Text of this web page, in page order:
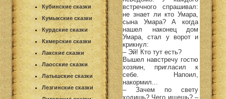
Кубинские сказки
Кумыкские сказки
Курдские сказки
Кхмерские сказки
Лакские сказки
Лаосские сказки
Латышские сказки
Лезгинские сказки
встречного спрашивал:
не знает ли кто Умара,
сына Умара? А когда
нашел наконец дом
Умара, стал у ворот и
крикнул:
– Эй! Кто тут есть?
Вышел навстречу гостю
хозяин, пригласил к
себе. Напоил,
накормил...
– Зачем по свету
ходишь? Чего ищешь? –